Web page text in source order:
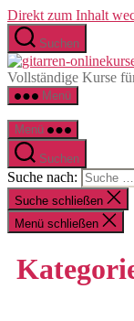
Direkt zum Inhalt
Suchen
Vollständige Kurse
Menü
Menü
Suchen
Suche nach:
Suche schließen
Menü schließen